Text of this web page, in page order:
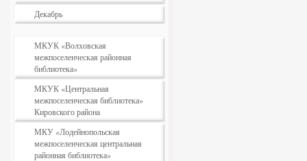
Декабрь
МКУК «Волховская
межпоселенческая районная
библиотека»
МКУК «Центральная
межпоселенческая библиотека»
Кировского района
МКУ «Лодейнопольская
межпоселенческая центральная
районная библиотека»